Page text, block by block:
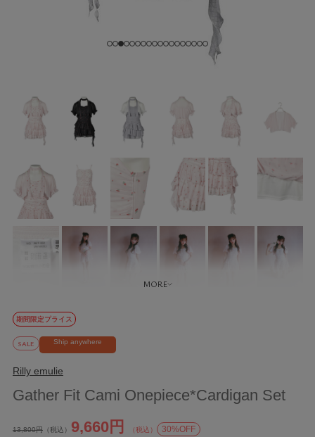
期間限定プライス
SALE Ship anywhere
Rilly emulie
Gather Fit Cami Onepiece*Cardigan Set
13,800円 （税込） 9,660円 （税込） 30%OFF